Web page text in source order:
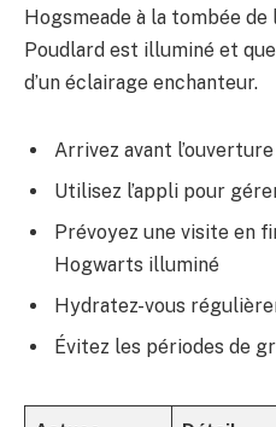
Hogsmeade à la tombée de
Poudlard est illuminé et que
d’un éclairage enchanteur.
Arrivez avant
Utilisez l’appli pour
Prévoyez une visite en
Hogwarts illuminé
Hydratez-vous
Évitez les périodes de